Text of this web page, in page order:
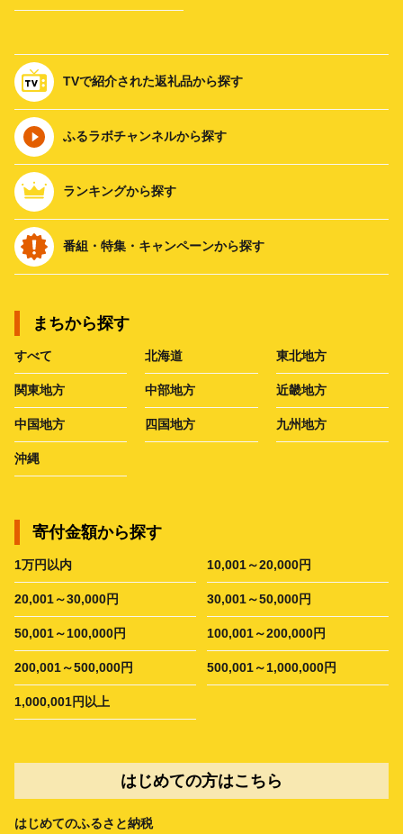
TVで紹介された返礼品から探す
ふるラボチャンネルから探す
ランキングから探す
番組・特集・キャンペーンから探す
まちから探す
すべて 北海道 東北地方
関東地方 中部地方 近畿地方
中国地方 四国地方 九州地方
沖縄
寄付金額から探す
1万円以内 10,001～20,000円
20,001～30,000円 30,001～50,000円
50,001～100,000円 100,001～200,000円
200,001～500,000円 500,001～1,000,000円
1,000,001円以上
はじめての方はこちら
はじめてのふるさと納税